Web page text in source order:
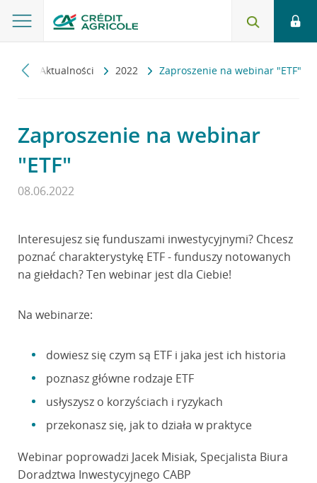
Aktualności 2022 Zaproszenie na webinar "ETF"
Zaproszenie na webinar
"ETF"
08.06.2022
Interesujesz się funduszami inwestycyjnymi? Chcesz
poznać charakterystykę ETF - funduszy notowanych
na giełdach? Ten webinar jest dla Ciebie!
Na webinarze:
dowiesz się czym są ETF i jaka jest ich historia
poznasz główne rodzaje ETF
usłyszysz o korzyściach i ryzykach
przekonasz się, jak to działa w praktyce
Webinar poprowadzi Jacek Misiak, Specjalista Biura
Doradztwa Inwestycyjnego CABP